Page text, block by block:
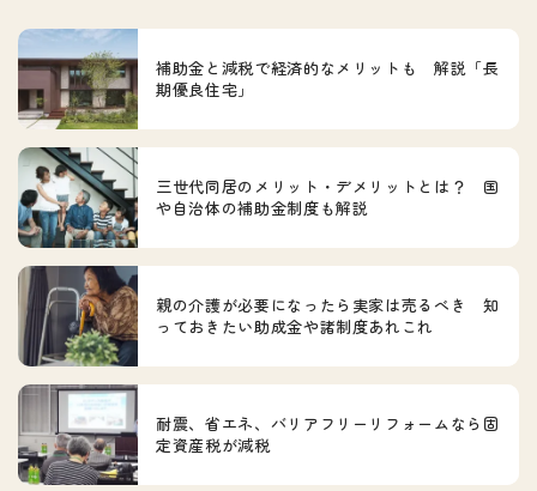
補助金と減税で経済的なメリットも 解説「長
期優良住宅」
三世代同居のメリット・デメリットとは？ 国
や自治体の補助金制度も解説
親の介護が必要になったら実家は売るべき 知
っておきたい助成金や諸制度あれこれ
耐震、省エネ、バリアフリーリフォームなら固
定資産税が減税